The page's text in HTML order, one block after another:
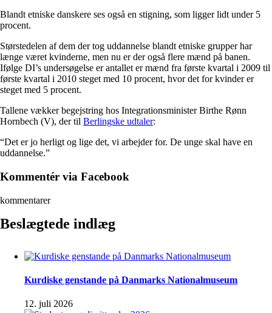
Blandt etniske danskere ses også en stigning, som ligger lidt under 5
procent.
Størstedelen af dem der tog uddannelse blandt etniske grupper har
længe været kvinderne, men nu er der også flere mænd på banen.
Ifølge DI’s undersøgelse er antallet er mænd fra første kvartal i 2009 til
første kvartal i 2010 steget med 10 procent, hvor det for kvinder er
steget med 5 procent.
Tallene vækker begejstring hos Integrationsminister Birthe Rønn
Hornbech (V), der til Berlingske udtaler:
“Det er jo herligt og lige det, vi arbejder for. De unge skal have en
uddannelse.”
Kommentér via Facebook
kommentarer
Beslægtede indlæg
Kurdiske genstande på Danmarks Nationalmuseum
12. juli 2026